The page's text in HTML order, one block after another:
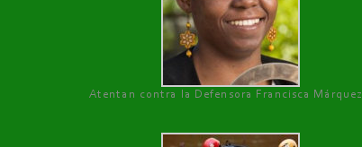
Atentan contra la Defensora Francisca Márquez